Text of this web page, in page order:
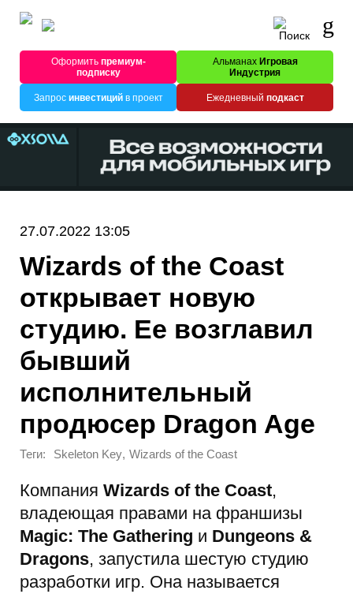
Оформитьпремиум-
подписку
Альманах Игровая
Индустрия
Запрос инвестицийв проект Ежедневный подкаст
27.07.2022 13:05
Wizards of the Coast
открывает новую
студию. Ее возглавил
бывший
исполнительный
продюсер Dragon Age
Теги: Skeleton Key, Wizards of the Coast
Компания Wizards of the Coast,
владеющая правами на франшизы
Magic: The Gathering и Dungeons &
Dragons, запустила шестую студию
разработки игр. Она называется